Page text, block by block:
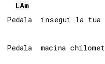
LAm
Pedala  insegui la tua
Pedala  macina